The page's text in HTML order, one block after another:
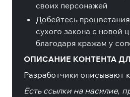
своих персонажей
Добейтесь
сухого закона с новой
благодаря кражам у
ОПИСАНИЕ КОНТЕНТА
Разработчики описывают
Есть ссылки на насилие,